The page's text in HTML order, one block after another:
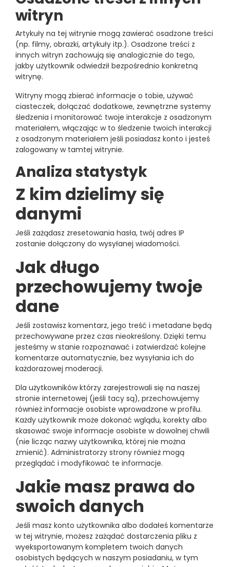
witryn
Artykuły na tej witrynie mogą zawierać osadzone treści
(np. filmy, obrazki, artykuły itp.). Osadzone treści z
innych witryn zachowują się analogicznie do tego,
jakby użytkownik odwiedził bezpośrednio konkretną
witrynę.
Witryny mogą zbierać informacje o tobie, używać
ciasteczek, dołączać dodatkowe, zewnętrzne systemy
śledzenia i monitorować twoje interakcje z osadzonym
materiałem, włączając w to śledzenie twoich interakcji
z osadzonym materiałem jeśli posiadasz konto i jesteś
zalogowany w tamtej witrynie.
Analiza statystyk
Z kim dzielimy się
danymi
Jeśli zażądasz zresetowania hasła, twój adres IP
zostanie dołączony do wysyłanej wiadomości.
Jak długo
przechowujemy twoje
dane
Jeśli zostawisz komentarz, jego treść i metadane będą
przechowywane przez czas nieokreślony. Dzięki temu
jesteśmy w stanie rozpoznawać i zatwierdzać kolejne
komentarze automatycznie, bez wysyłania ich do
każdorazowej moderacji.
Dla użytkowników którzy zarejestrowali się na naszej
stronie internetowej (jeśli tacy są), przechowujemy
również informacje osobiste wprowadzone w profilu.
Każdy użytkownik może dokonać wglądu, korekty albo
skasować swoje informacje osobiste w dowolnej chwili
(nie licząc nazwy użytkownika, której nie można
zmienić). Administratorzy strony również mogą
przeglądać i modyfikować te informacje.
Jakie masz prawa do
swoich danych
Jeśli masz konto użytkownika albo dodałeś komentarze
w tej witrynie, możesz zażądać dostarczenia pliku z
wyeksportowanym kompletem twoich danych
osobistych będących w naszym posiadaniu, w tym